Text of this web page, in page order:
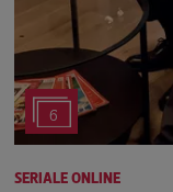
6
SERIALE ONLINE